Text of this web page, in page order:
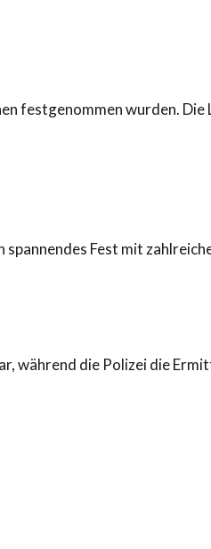
festgenommen wurden.
spannendes Fest mit
während die Polizei die